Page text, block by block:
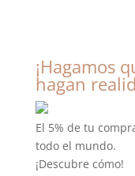
¡Hagamos
hagan
El 5% de tu
todo el mundo.
¡Descubre cómo!